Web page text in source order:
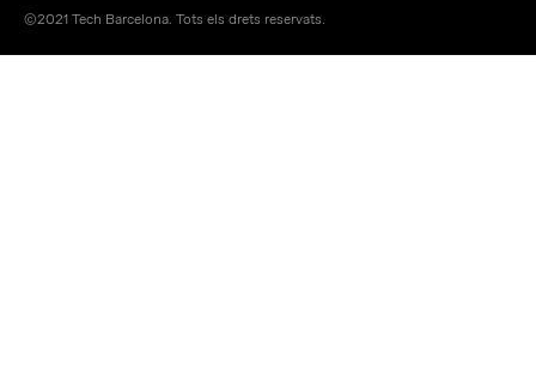
©2021 Tech Barcelona. Tots els drets reservats.